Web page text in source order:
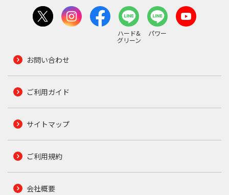
ハード&
グリーン
パワー
お問い合わせ
ご利用ガイド
サイトマップ
ご利用規約
会社概要